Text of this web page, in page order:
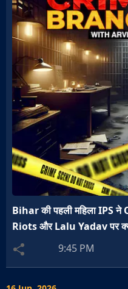
Bihar की पहली महिला
Riots और Lalu Yadav पर
9:45 PM